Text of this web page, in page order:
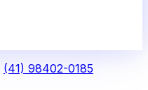
(41) 98402-0185